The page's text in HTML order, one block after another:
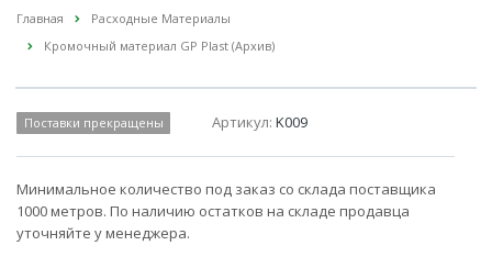
Главная
Расходные Материалы
Кромочный материал GP Plast (Архив)
Поставки прекращены Артикул:K009
Минимальное количество под заказ со склада поставщика
1000 метров. По наличию остатков на складе продавца
уточняйте у менеджера.